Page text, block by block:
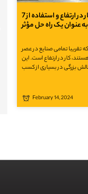
7 چالش‌ اساسی کار در ارتفاع و استفاده از
به عنوان یک راه حل مؤثر
تقریبا تمامی صنایع در عصر
کار در ارتفاع است. این
بزرگی در بسیاری از کسب
February 14, 2024